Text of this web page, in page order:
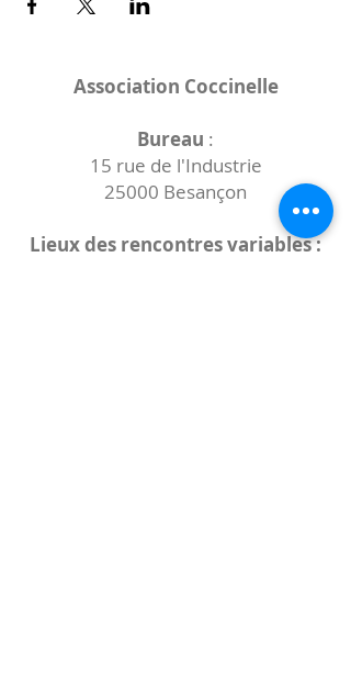
Association Coccinelle
Bureau :
15 rue de l'Industrie
25000 Besançon
Lieux des rencontres variables :